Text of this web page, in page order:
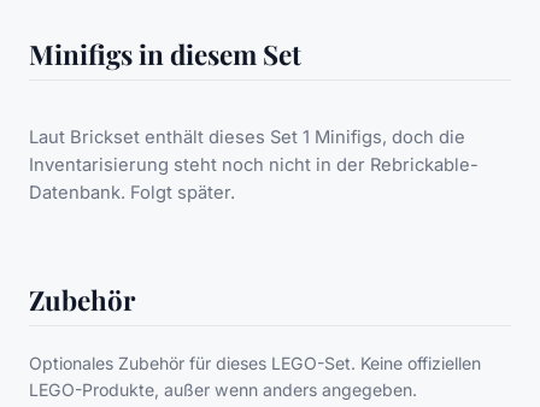
Minifigs in diesem Set
Laut Brickset enthält dieses Set 1 Minifigs, doch die
Inventarisierung steht noch nicht in der Rebrickable-
Datenbank. Folgt später.
Zubehör
Optionales Zubehör für dieses LEGO-Set. Keine offiziellen
LEGO-Produkte, außer wenn anders angegeben.